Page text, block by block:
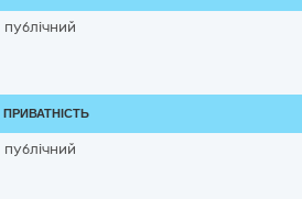
публічний
ПРИВАТНІСТЬ
публічний